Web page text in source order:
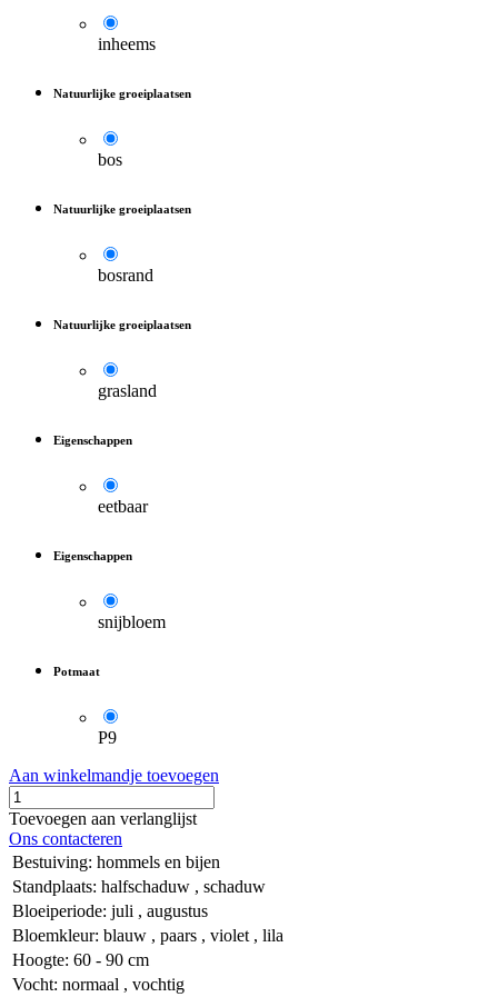
inheems
Natuurlijke groeiplaatsen
bos
Natuurlijke groeiplaatsen
bosrand
Natuurlijke groeiplaatsen
grasland
Eigenschappen
eetbaar
Eigenschappen
snijbloem
Potmaat
P9
Aan winkelmandje toevoegen
Toevoegen aan verlanglijst
Ons contacteren
Bestuiving: hommels en bijen
Standplaats: halfschaduw , schaduw
Bloeiperiode: juli , augustus
Bloemkleur: blauw , paars , violet , lila
Hoogte: 60 - 90 cm
Vocht: normaal , vochtig